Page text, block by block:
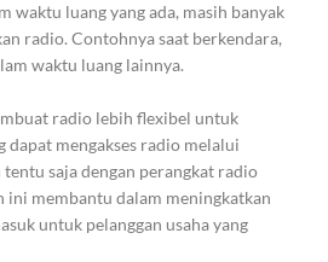
waktu luang yang ada, masih banyak
radio. Contohnya saat berkendara,
waktu luang lainnya.
radio lebih flexibel untuk
dapat mengakses radio melalui
saja dengan perangkat radio
ini membantu dalam meningkatkan
untuk pelanggan usaha yang